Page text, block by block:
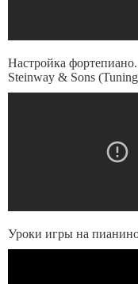
Настройка
Steinway & Sons
Уроки игры на